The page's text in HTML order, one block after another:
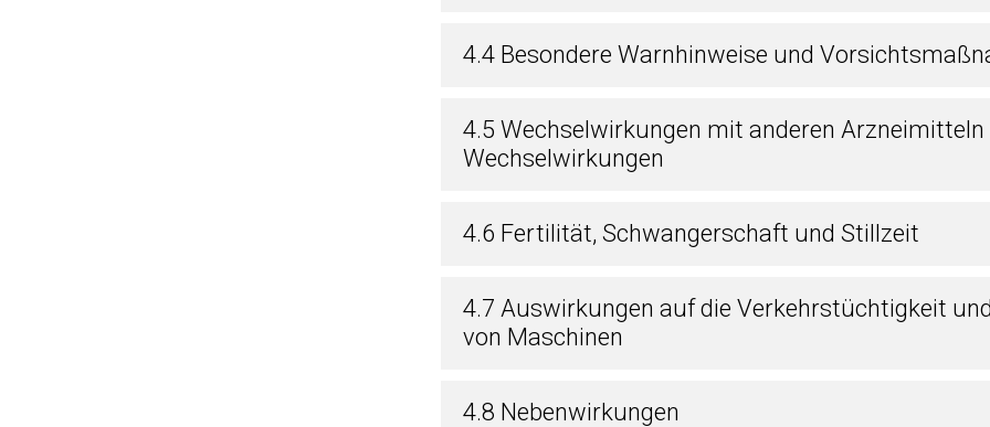
4.4 Besondere Warnhinweise und
4.5 Wechselwirkungen mit anderen
Wechselwirkungen
4.6 Fertilität, Schwangerschaft und Stillzeit
4.7 Auswirkungen auf die Verkehrstüchtigkeit
von Maschinen
4.8 Nebenwirkungen